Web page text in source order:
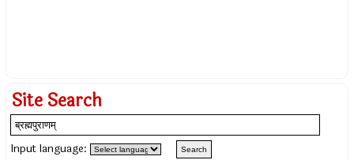
Site Search
Input language: